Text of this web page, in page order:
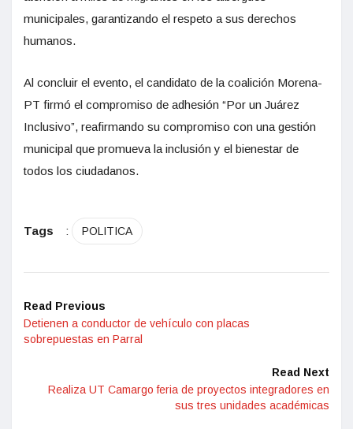
municipales, garantizando el respeto a sus derechos
humanos.
Al concluir el evento, el candidato de la coalición Morena-
PT firmó el compromiso de adhesión “Por un Juárez
Inclusivo”, reafirmando su compromiso con una gestión
municipal que promueva la inclusión y el bienestar de
todos los ciudadanos.
Tags : POLITICA
Read Previous
Detienen a conductor de vehículo con placas
sobrepuestas en Parral
Read Next
Realiza UT Camargo feria de proyectos integradores en
sus tres unidades académicas